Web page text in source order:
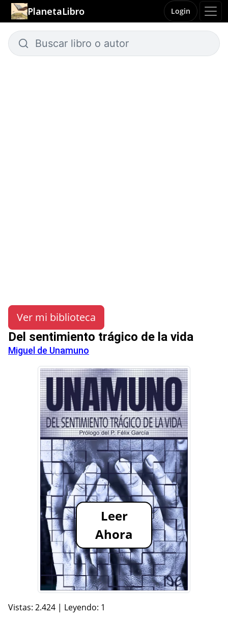
PlanetaLibro Login
Ver mi biblioteca
Del sentimiento trágico de la vida
Miguel de Unamuno
Leer
Ahora
Vistas: 2.424 | Leyendo: 1